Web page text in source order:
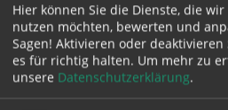
Hier können Sie die Dienste, die
nutzen möchten, bewerten und
Sagen! Aktivieren oder deaktivieren
es für richtig halten. Um mehr zu
unsere Datenschutzerklärung.